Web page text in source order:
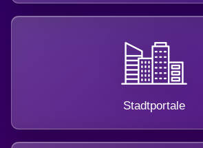
Stadtportale